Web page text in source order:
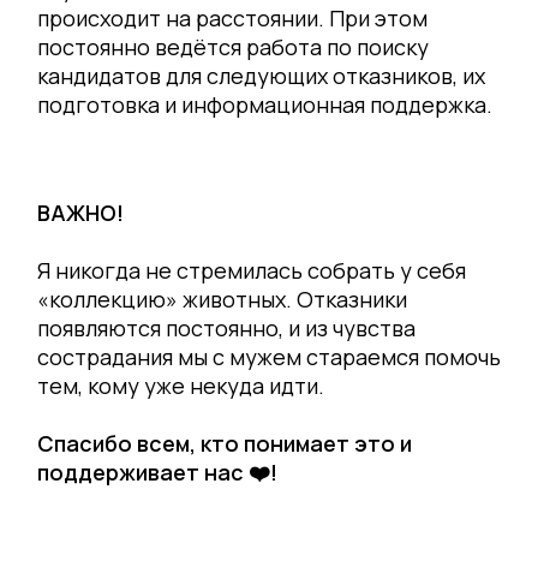
происходит на расстоянии. При этом
постоянно ведётся работа по поиску
кандидатов для следующих отказников, их
подготовка и информационная поддержка.
ВАЖНО!
Я никогда не стремилась собрать у себя
«коллекцию» животных. Отказники
появляются постоянно, и из чувства
сострадания мы с мужем стараемся помочь
тем, кому уже некуда идти.
Спасибо всем, кто понимает это и
поддерживает нас ❤️!